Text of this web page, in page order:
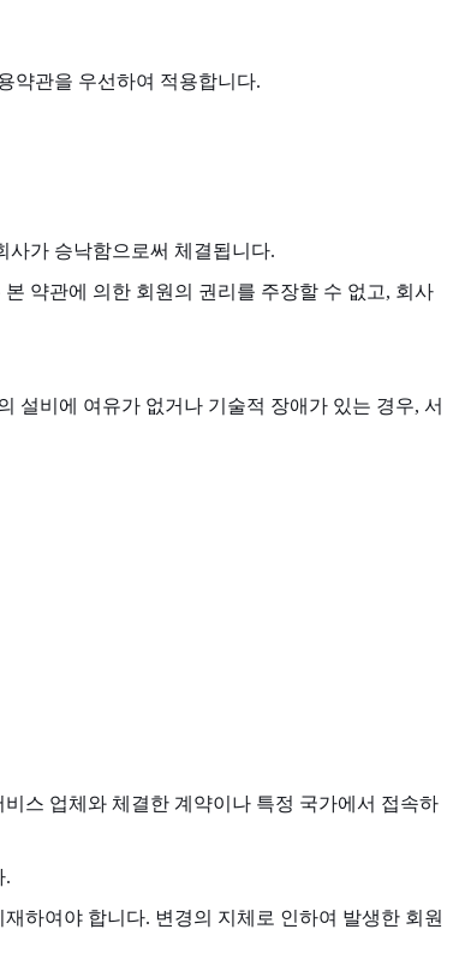
약관을 우선하여 적용합니다.
사가 승낙함으로써 체결됩니다.
약관에 의한 회원의 권리를 주장할 수 없고, 회사
설비에 여유가 없거나 기술적 장애가 있는 경우, 서
스 업체와 체결한 계약이나 특정 국가에서 접속하
.
하여야 합니다. 변경의 지체로 인하여 발생한 회원